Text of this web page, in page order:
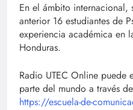
En el ámbito internacional,
anterior 16 estudiantes de
experiencia académica en
Honduras.
Radio UTEC Online puede
parte del mundo a través
https://escuela-de-